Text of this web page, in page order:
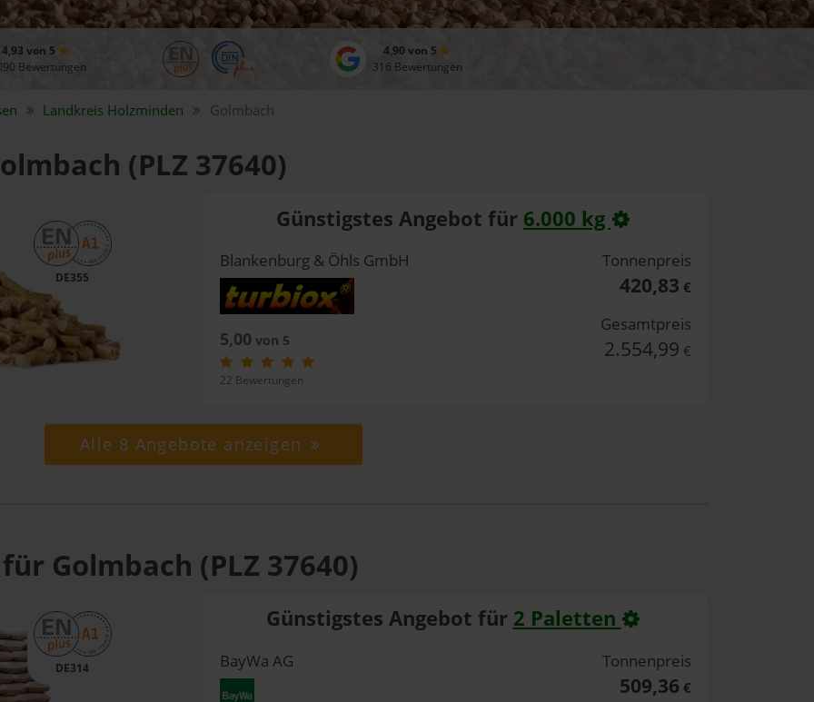
4,93 von 5
Bewertungen
4,90 von 5
316 Bewertungen
Landkreis Holzminden Golmbach
(PLZ 37640)
DE355
Günstigstes Angebot für 6.000 kg
Blankenburg & Öhls GmbH
5,00 von 5
22 Bewertungen
Tonnenpreis
420,83 €
Gesamtpreis
2.554,99 €
Alle 8 Angebote anzeigen
Golmbach (PLZ 37640)
DE314
Günstigstes Angebot für 2 Paletten
BayWa AG Tonnenpreis
509,36 €